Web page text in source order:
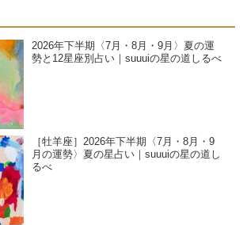
2026年下半期〈7月・8月・9月〉夏の運
勢と12星座別占い｜suuuiの星の道しるべ
［牡羊座］2026年下半期〈7月・8月・9
月の運勢〉夏の星占い｜suuuiの星の道し
るべ